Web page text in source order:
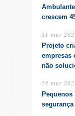
crescem
31 mar
Projeto
empresas
não
24 mar